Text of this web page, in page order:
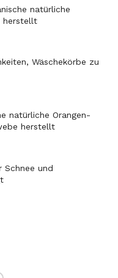
natürliche
herstellt
Wäschekörbe zu
natürliche Orangen-
herstellt
Schnee und